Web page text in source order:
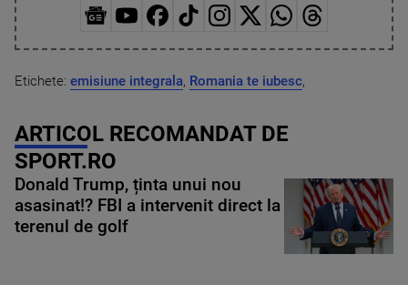
Etichete: emisiune integrala, Romania te iubesc,
ARTICOL RECOMANDAT DE
SPORT.RO
Donald Trump, ținta unui nou
asasinat!? FBI a intervenit direct la
terenul de golf